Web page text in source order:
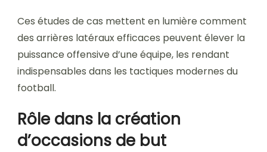
Ces études de cas mettent en lumière comment
des arrières latéraux efficaces peuvent élever la
puissance offensive d’une équipe, les rendant
indispensables dans les tactiques modernes du
football.
Rôle dans la création
d’occasions de but